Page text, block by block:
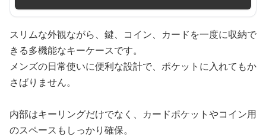
スリムな外観ながら、鍵、コイン、カードを一度に収納で
きる多機能なキーケースです。
メンズの日常使いに便利な設計で、ポケットに入れてもか
さばりません。
内部はキーリングだけでなく、カードポケットやコイン用
のスペースもしっかり確保。